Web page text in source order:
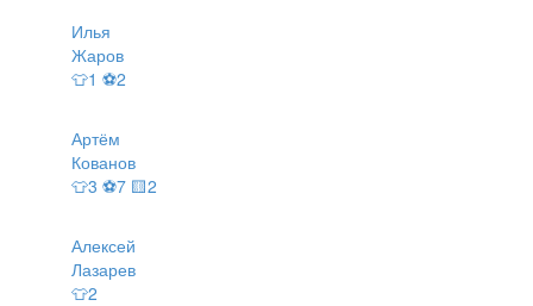
Илья
Жаров
👕1 ⚽2
Артём
Кованов
👕3 ⚽7 🟨2
Алексей
Лазарев
👕2